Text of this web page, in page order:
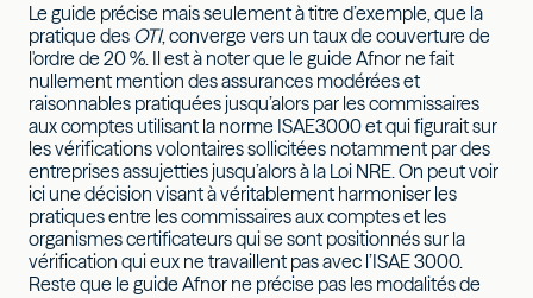
Le guide précise mais seulement à titre d’exemple, que la
pratique des OTI, converge vers un taux de couverture de
l'ordre de 20 %. Il est à noter que le guide Afnor ne fait
nullement mention des assurances modérées et
raisonnables pratiquées jusqu’alors par les commissaires
aux comptes utilisant la norme ISAE3000 et qui figurait sur
les vérifications volontaires sollicitées notamment par des
entreprises assujetties jusqu’alors à la Loi NRE. On peut voir
ici une décision visant à véritablement harmoniser les
pratiques entre les commissaires aux comptes et les
organismes certificateurs qui se sont positionnés sur la
vérification qui eux ne travaillent pas avec l’ISAE 3000.
Reste que le guide Afnor ne précise pas les modalités de